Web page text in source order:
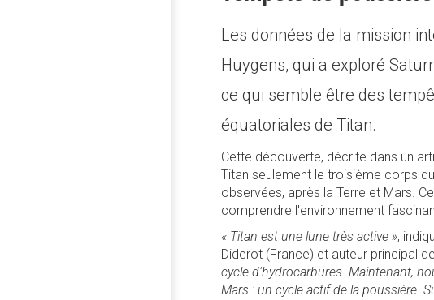
Les données de la mission
Huygens, qui a exploré
ce qui semble être des
équatoriales de Titan.
Cette découverte, décrite dans un
Titan seulement le troisième corps
observées, après la Terre et Mars.
comprendre l'environnement
« Titan est une lune très active »,
Diderot (France) et auteur principal
cycle d'hydrocarbures. Maintenant,
Mars : un cycle actif de la poussière.